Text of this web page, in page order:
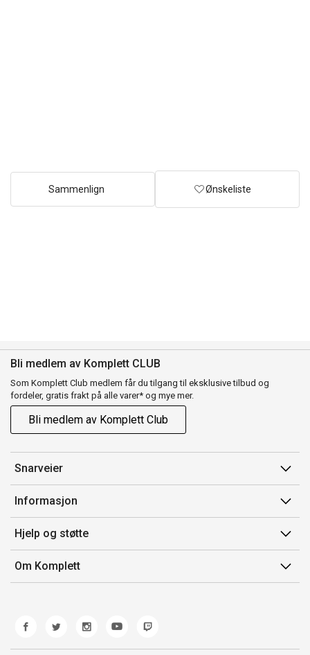
Sammenlign Ønskeliste
Bli medlem av Komplett CLUB
Som Komplett Club medlem får du tilgang til eksklusive tilbud og
fordeler, gratis frakt på alle varer* og mye mer.
Bli medlem av Komplett Club
Snarveier
Min side
Ordreoversikt
Flex
Komplett Club
Informasjon
Salgsbetingelser
Medlemsvilkår for Komplett Club
Merker/produsent
Hjelp og støtte
Kontakt oss
Kundeservice
Retur
Reklamasjon og garanti
Om Komplett